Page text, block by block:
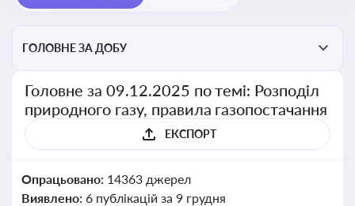
ГОЛОВНЕ ЗА ДОБУ
Головне за 09.12.2025 по темі: Розподіл
природного газу, правила газопостачання
ЕКСПОРТ
Опрацьовано: 14363 джерел
Виявлено: 6 публікацій за 9 грудня